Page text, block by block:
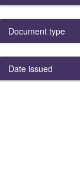
Document type
Date issued